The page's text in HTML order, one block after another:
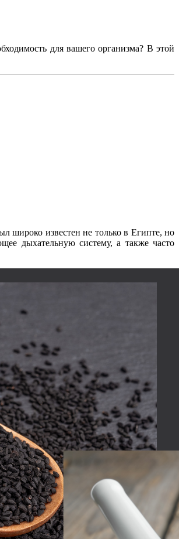
для вашего организма? В этой
широко известен не только в Египте, но
дыхательную систему, а также часто